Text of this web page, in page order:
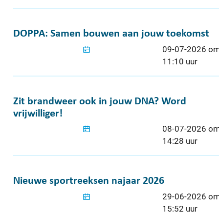
DOPPA: Samen bouwen aan jouw toekomst
Gepubliceerd
09-07-2026
11:10 uur
Zit brandweer ook in jouw DNA? Word
vrijwilliger!
Gepubliceerd
08-07-2026
14:28 uur
Nieuwe sportreeksen najaar 2026
Gepubliceerd
29-06-2026
15:52 uur